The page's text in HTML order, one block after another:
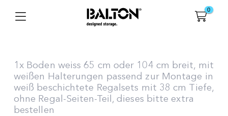
0
1x Boden weiss 65 cm oder 104 cm breit, mit
weißen Halterungen passend zur Montage in
weiß beschichtete Regalsets mit 38 cm Tiefe,
ohne Regal-Seiten-Teil, dieses bitte extra
bestellen